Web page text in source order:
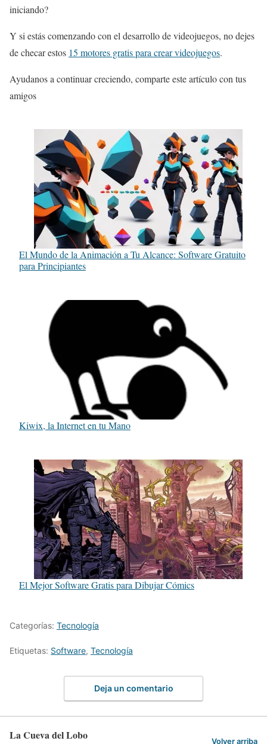
iniciando?
Y si estás comenzando con el desarrollo de videojuegos, no dejes
de checar estos 15 motores gratis para crear videojuegos.
Ayudanos a continuar creciendo, comparte este artículo con tus
amigos
El Mundo de la Animación a Tu Alcance: Software Gratuito
para Principiantes
Kiwix, la Internet en tu Mano
El Mejor Software Gratis para Dibujar Cómics
Categorías: Tecnología
Etiquetas: Software, Tecnología
Deja un comentario
La Cueva del Lobo Volver arriba